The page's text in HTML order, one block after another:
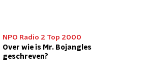
NPO Radio 2 Top 2000
Over wie is Mr. Bojangles
geschreven?